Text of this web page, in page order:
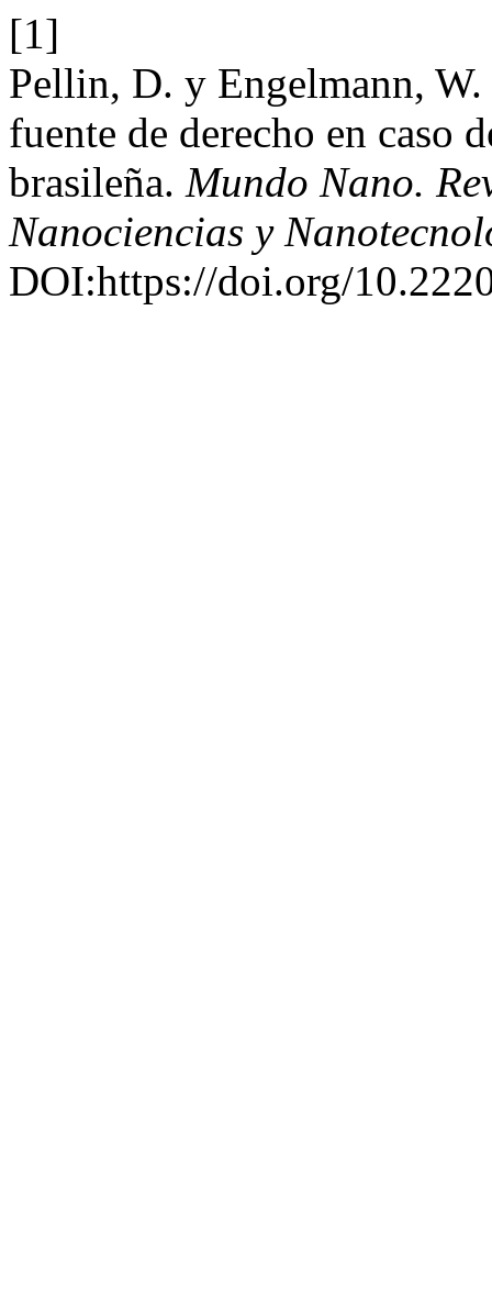
[1]
Pellin, D. y Engelmann,
fuente de derecho en caso
brasileña. Mundo Nano.
Nanociencias y
DOI:https://doi.org/